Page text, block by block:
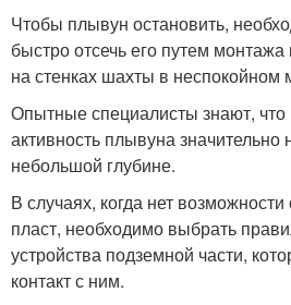
Чтобы плывун остановить,
быстро отсечь его путем
на стенках шахты в неспокойном
Опытные специалисты знают,
активность плывуна
небольшой глубине.
В случаях, когда нет
пласт, необходимо выбрать
устройства подземной части,
контакт с ним.